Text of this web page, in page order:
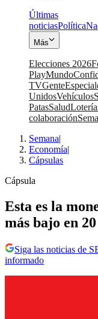
Últimas
noticiasPolítica
Más
Elecciones 2026
PlayMundo
TVGente
UnidosVehículos
PatasSalud
colaboración
Semana|
Economía|
Cápsulas
Cápsula
Esta es la
más bajo en
Siga las noticias de
informado